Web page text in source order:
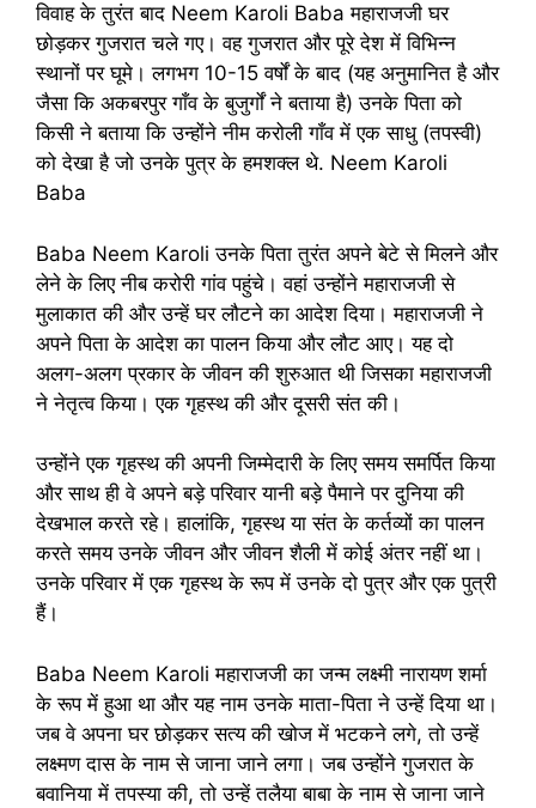
विवाह के तुरंत बाद Neem Karoli Baba महाराजजी घर
छोड़कर गुजरात चले गए। वह गुजरात और पूरे देश में विभिन्न
स्थानों पर घूमे। लगभग 10-15 वर्षों के बाद (यह अनुमानित है और
जैसा कि अकबरपुर गाँव के बुजुर्गों ने बताया है) उनके पिता को
किसी ने बताया कि उन्होंने नीम करोली गाँव में एक साधु (तपस्वी)
को देखा है जो उनके पुत्र के हमशक्ल थे. Neem Karoli
Baba
Baba Neem Karoli उनके पिता तुरंत अपने बेटे से मिलने और
लेने के लिए नीब करोरी गांव पहुंचे। वहां उन्होंने महाराजजी से
मुलाकात की और उन्हें घर लौटने का आदेश दिया। महाराजजी ने
अपने पिता के आदेश का पालन किया और लौट आए। यह दो
अलग-अलग प्रकार के जीवन की शुरुआत थी जिसका महाराजजी
ने नेतृत्व किया। एक गृहस्थ की और दूसरी संत की।
उन्होंने एक गृहस्थ की अपनी जिम्मेदारी के लिए समय समर्पित किया
और साथ ही वे अपने बड़े परिवार यानी बड़े पैमाने पर दुनिया की
देखभाल करते रहे। हालांकि, गृहस्थ या संत के कर्तव्यों का पालन
करते समय उनके जीवन और जीवन शैली में कोई अंतर नहीं था।
उनके परिवार में एक गृहस्थ के रूप में उनके दो पुत्र और एक पुत्री
हैं।
Baba Neem Karoli महाराजजी का जन्म लक्ष्मी नारायण शर्मा
के रूप में हुआ था और यह नाम उनके माता-पिता ने उन्हें दिया था।
जब वे अपना घर छोड़कर सत्य की खोज में भटकने लगे, तो उन्हें
लक्ष्मण दास के नाम से जाना जाने लगा। जब उन्होंने गुजरात के
बवानिया में तपस्या की, तो उन्हें तलैया बाबा के नाम से जाना जाने